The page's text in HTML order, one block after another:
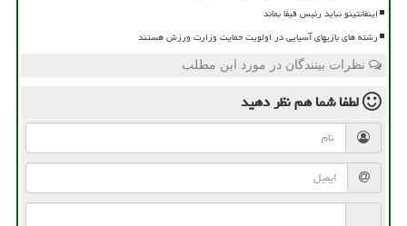
اینفانتینو نباید رئیس فیفا بماند
رشته های بازیهای آسیایی در اولویت حمایت وزارت ورزش هستند
نظرات بینندگان در مورد این مطلب
لطفا شما همنظر دهید